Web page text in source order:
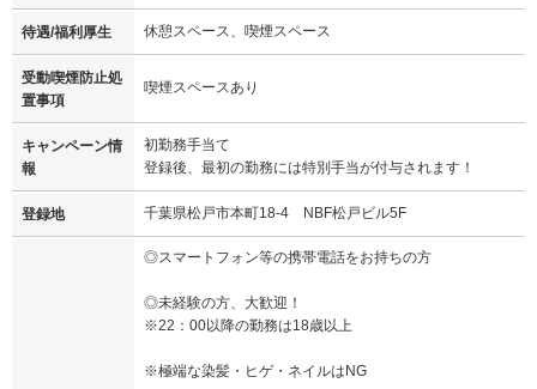
待遇/福利厚生 休憩スペース、喫煙スペース
受動喫煙防止処
置事項
喫煙スペースあり
キャンペーン情
報
初勤務手当て
登録後、最初の勤務には特別手当が付与されます！
登録地 千葉県松戸市本町18-4 NBF松戸ビル5F
◎スマートフォン等の携帯電話をお持ちの方
◎未経験の方、大歓迎！
※22：00以降の勤務は18歳以上
※極端な染髪・ヒゲ・ネイルはNG